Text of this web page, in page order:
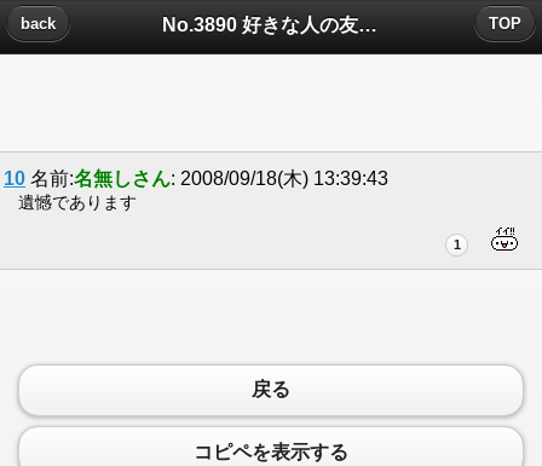
No.3890 好きな人の友達についたコメント
back TOP
10 名前:名無しさん: 2008/09/18(木) 13:39:43
遺憾であります
1
戻る
コピペを表示する